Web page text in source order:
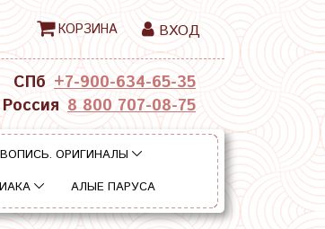
КОРЗИНА ВХОД
СПб +7-900-634-65-35
Россия 8 800 707-08-75
ОРИГИНАЛЫ
АЛЫЕ ПАРУСА